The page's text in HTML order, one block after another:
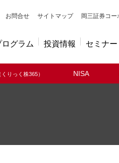
ューアンドエー
お問合せ サイトマップ 岡三証券コー
グラム 投資情報 セミナー
くりっく株365） NISA